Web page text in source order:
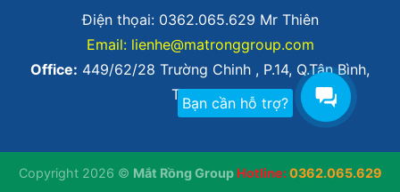
Điện thọai: 0362.065.629 Mr Thiên
Email: lienhe@matronggroup.com
Office: 449/62/28 Trường Chinh , P.14, Q.Tân Bình,
TP.HCM.
Copyright 2026 © Mắt Rồng GroupHotline: 0362.065.629
Bạn cần hỗ trợ?